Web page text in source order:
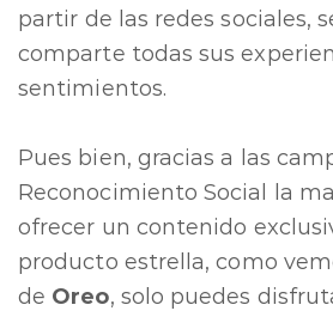
partir de las redes sociales,
comparte todas sus
sentimientos.
Pues bien, gracias a las
Reconocimiento Social la
ofrecer un contenido
producto estrella, como
de Oreo, solo puedes